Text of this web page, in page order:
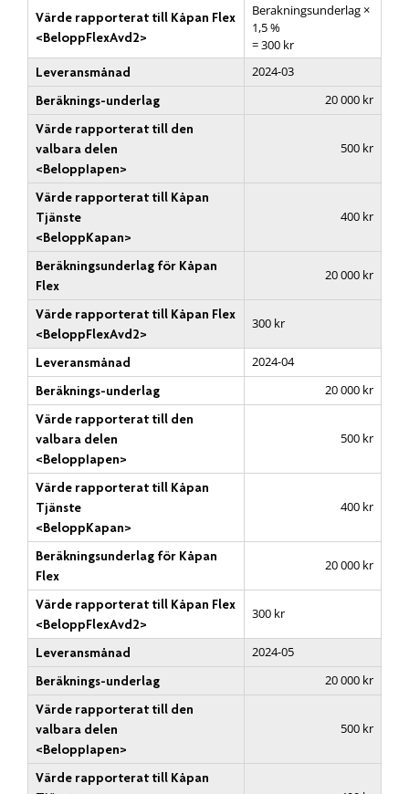
Värde rapporterat till Kåpan Flex
<BeloppFlexAvd2>
Berakningsunderlag ×
1,5 %
= 300 kr
Leveransmånad
2024-03
Beräknings-underlag
20 000 kr
Värde rapporterat till den
valbara delen
<BeloppIapen>
500 kr
Värde rapporterat till Kåpan
Tjänste
<BeloppKapan>
400 kr
Beräkningsunderlag för Kåpan
Flex
20 000 kr
Värde rapporterat till Kåpan Flex
<BeloppFlexAvd2>
300 kr
Leveransmånad
2024-04
Beräknings-underlag
20 000 kr
Värde rapporterat till den
valbara delen
<BeloppIapen>
500 kr
Värde rapporterat till Kåpan
Tjänste
<BeloppKapan>
400 kr
Beräkningsunderlag för Kåpan
Flex
20 000 kr
Värde rapporterat till Kåpan Flex
<BeloppFlexAvd2>
300 kr
Leveransmånad
2024-05
Beräknings-underlag
20 000 kr
Värde rapporterat till den
valbara delen
<BeloppIapen>
500 kr
Värde rapporterat till Kåpan